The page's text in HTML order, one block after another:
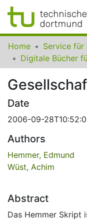
Communities
Collections
All of SfBS
FAQ
Home
Date
2006-09-
Authors
Hemmer, Edmund
Wüst, Achim
Abstract
Das Hemmer Skript